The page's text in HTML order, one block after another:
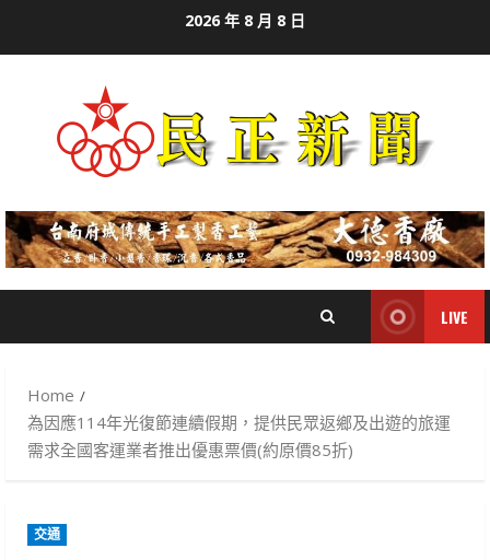
2026 年 8 月 8 日
LIVE
Home
為因應114年光復節連續假期，提供民眾返鄉及出遊的旅運
需求全國客運業者推出優惠票價(約原價85折)
交通